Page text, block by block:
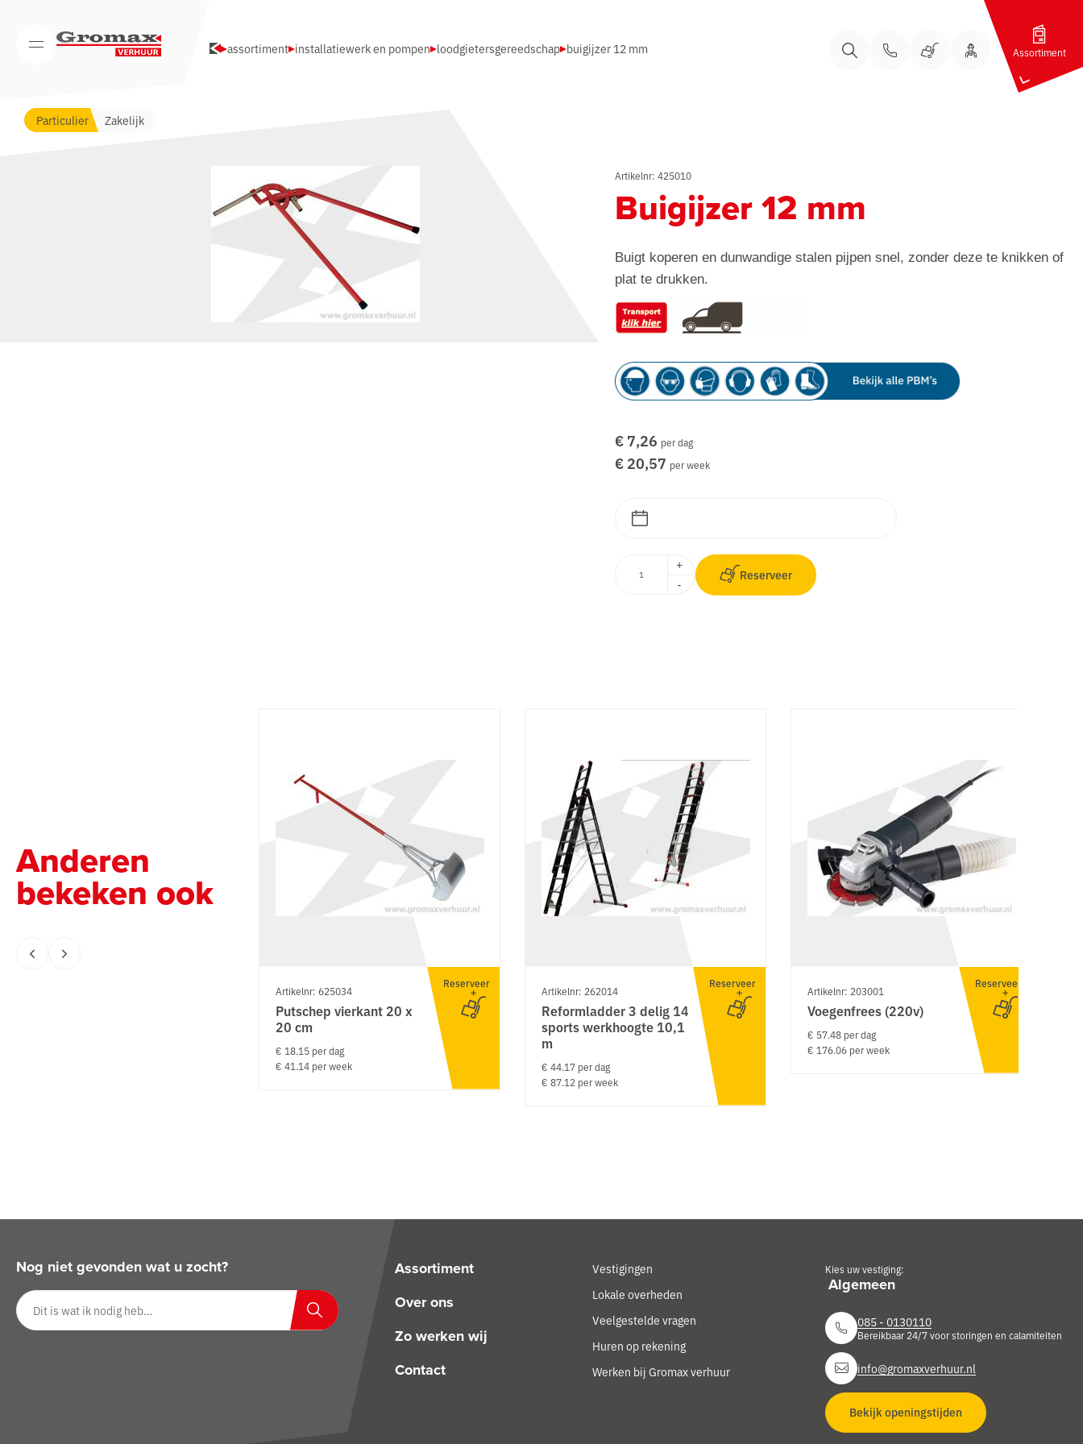
Open/Sluit mobiel menu Bel onsBel onsWinkelwagen
Uw Account
Assortiment
Particulier Zakelijk
assortiment installatiewerk en pompen loodgietersgereedschap buigijzer 12 mm
Artikelnr: 425010
Buigijzer 12 mm
Buigt koperen en dunwandige stalen pijpen snel, zonder deze te knikken of
plat te drukken.
€ 7,26 per dag
€ 20,57 per week
+
-
Reserveer
Anderen
bekeken ook
Artikelnr: 625034
Putschep vierkant 20 x
20 cm
€ 18.15 per dag
€ 41.14 per week
Reserveer
Artikelnr: 262014
Reformladder 3 delig 14
sports werkhoogte 10,1
m
€ 44.17 per dag
€ 87.12 per week
Reserveer
Artikelnr: 203001
Voegenfrees (220v)
€ 57.48 per dag
€ 176.06 per week
Reserveer
Nog niet gevonden wat u zocht?
Zoeken op website
Zoeken
Assortiment
Over ons
Zo werken wij
Contact
Vestigingen
Lokale overheden
Veelgestelde vragen
Huren op rekening
Werken bij Gromax verhuur
Kies uw vestiging:
085 - 0130110
Bereikbaar 24/7 voor storingen en calamiteiten
info@gromaxverhuur.nl
Bekijk openingstijden